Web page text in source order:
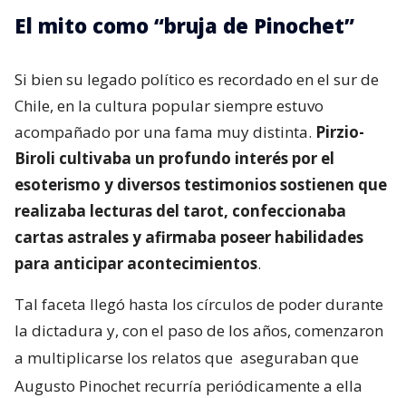
El mito como “bruja de Pinochet”
Si bien su legado político es recordado en el sur de
Chile, en la cultura popular siempre estuvo
acompañado por una fama muy distinta. Pirzio-
Biroli cultivaba un profundo interés por el
esoterismo y diversos testimonios sostienen que
realizaba lecturas del tarot, confeccionaba
cartas astrales y afirmaba poseer habilidades
para anticipar acontecimientos.
Tal faceta llegó hasta los círculos de poder durante
la dictadura y, con el paso de los años, comenzaron
a multiplicarse los relatos que aseguraban que
Augusto Pinochet recurría periódicamente a ella